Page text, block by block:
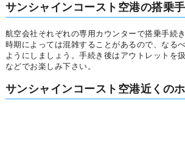
サンシャインコースト空港の搭乗
航空会社それぞれの専用カウンターで搭乗手続
時期によっては混雑することがあるので、なる
ようにしましょう。手続き後はアウトレットを
などでお楽しみ下さい。
サンシャインコースト空港近くの